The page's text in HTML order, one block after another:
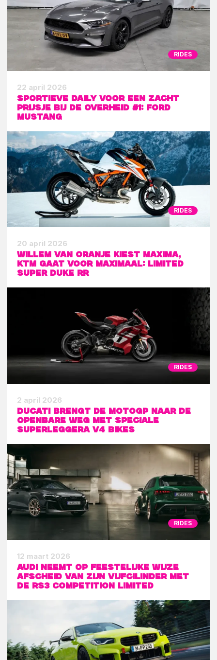
RIDES
22 april 2026
Sportieve daily voor een zacht
prijsje bij de overheid #1: Ford
Mustang
RIDES
20 april 2026
Willem van Oranje kiest Maxima,
KTM gaat voor maximaal: Limited
Super Duke RR
RIDES
2 april 2026
Ducati brengt de MotoGP naar de
openbare weg met speciale
Superleggera V4 bikes
RIDES
12 maart 2026
Audi neemt op feestelijke wijze
afscheid van zijn vijfcilinder met
de RS3 Competition Limited